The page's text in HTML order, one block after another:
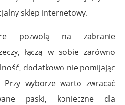
sklep internetowy.
pozwolą na zabranie
łączą w sobie zarówno
dodatkowo nie pomijając
Przy wyborze warto zwracać
paski, konieczne dla